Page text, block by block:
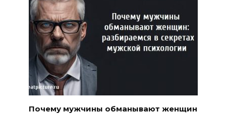
Почему мужчины обманывают женщин